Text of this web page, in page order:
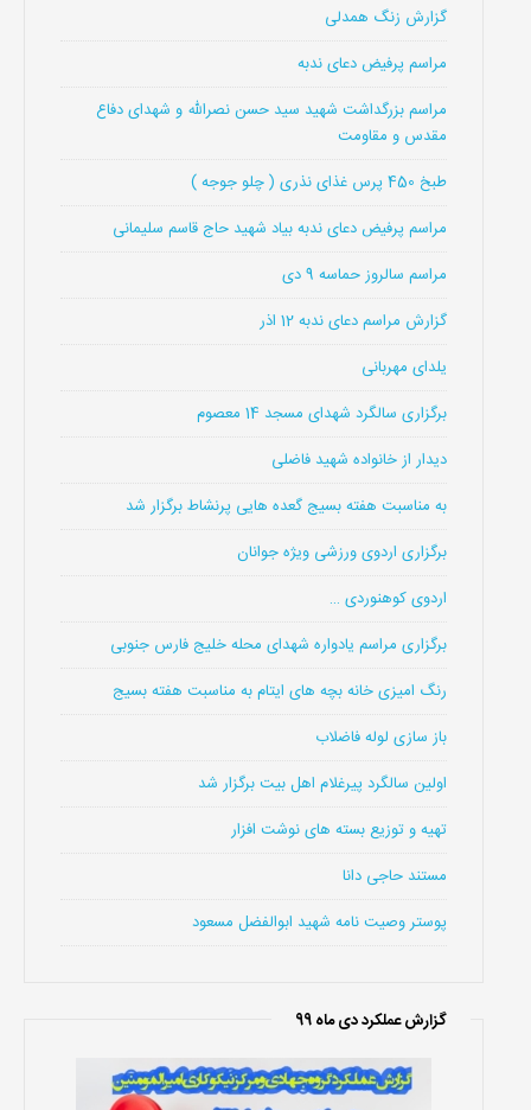
گزارش زنگ همدلی
مراسم پرفیض دعای ندبه
مراسم بزرگداشت شهید سید حسن نصرالله و شهدای دفاع
مقدس و مقاومت
طبخ 450 پرس غذای نذری ( چلو جوجه )
مراسم پرفیض دعای ندبه بیاد شهید حاج قاسم سلیمانی
مراسم سالروز حماسه 9 دی
گزارش مراسم دعای ندبه 12 اذر
یلدای مهربانی
برگزاری سالگرد شهدای مسجد 14 معصوم
دیدار از خانواده شهید فاضلی
به مناسبت هفته بسیج گعده هایی پرنشاط برگزار شد
برگزاری اردوی ورزشی ویژه جوانان
اردوی کوهنوردی …
برگزاری مراسم یادواره شهدای محله خلیج فارس جنوبی
رنگ امیزی خانه بچه های ایتام به مناسبت هفته بسیج
باز سازی لوله فاضلاب
اولین سالگرد پیرغلام اهل بیت برگزار شد
تهیه و توزیع بسته های نوشت افزار
مستند حاجی دانا
پوستر وصیت نامه شهید ابوالفضل مسعود
گزارش عملکرد دی ماه 99